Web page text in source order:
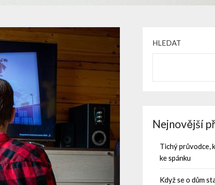
HLEDAT
Nejnovější
Tichý průvodce,
ke spánku
Když se o dům